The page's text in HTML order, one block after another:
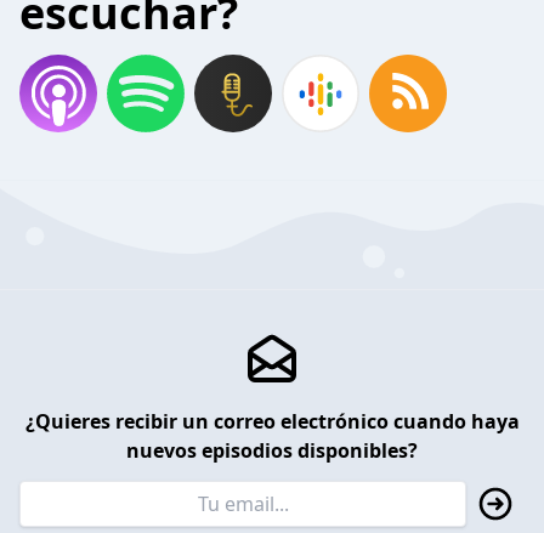
escuchar?
¿Quieres recibir un correo electrónico cuando haya
nuevos episodios disponibles?